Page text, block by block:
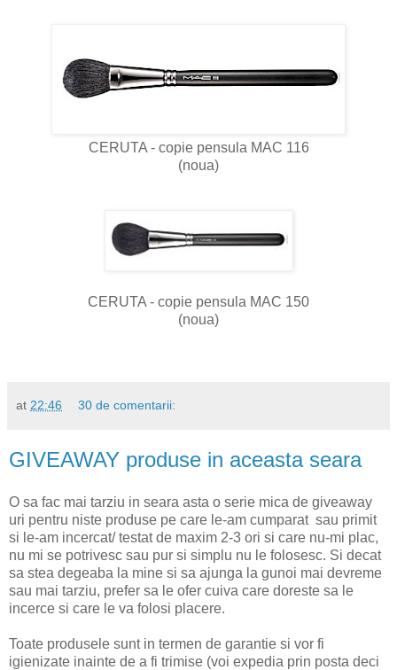
CERUTA - copie pensula MAC 116
(noua)
CERUTA - copie pensula MAC 150
(noua)
at 22:46 30 de comentarii:
GIVEAWAY produse in aceasta seara
O sa fac mai tarziu in seara asta o serie mica de giveaway
uri pentru niste produse pe care le-am cumparat sau primit
si le-am incercat/ testat de maxim 2-3 ori si care nu-mi plac,
nu mi se potrivesc sau pur si simplu nu le folosesc. Si decat
sa stea degeaba la mine si sa ajunga la gunoi mai devreme
sau mai tarziu, prefer sa le ofer cuiva care doreste sa le
incerce si care le va folosi placere.
Toate produsele sunt in termen de garantie si vor fi
igienizate inainte de a fi trimise (voi expedia prin posta deci